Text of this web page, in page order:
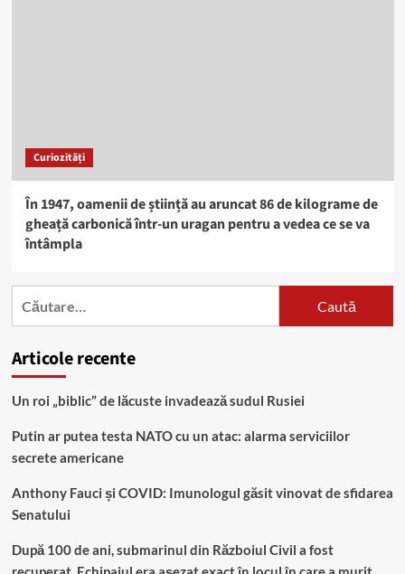
Curiozități
În 1947, oamenii de știință au aruncat 86 de kilograme de
gheață carbonică într-un uragan pentru a vedea ce se va
întâmpla
Caută
Articole recente
Un roi „biblic” de lăcuste invadează sudul Rusiei
Putin ar putea testa NATO cu un atac: alarma serviciilor
secrete americane
Anthony Fauci și COVID: Imunologul găsit vinovat de sfidarea
Senatului
După 100 de ani, submarinul din Războiul Civil a fost